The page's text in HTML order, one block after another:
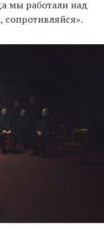
мы работали над
сопротивляйся».